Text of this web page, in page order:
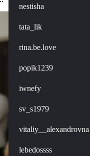
nestisha
tata_lik
rina.be.love
popik1239
iwnefy
sv_s1979
vitaliy__alexandrovna
lebedossss